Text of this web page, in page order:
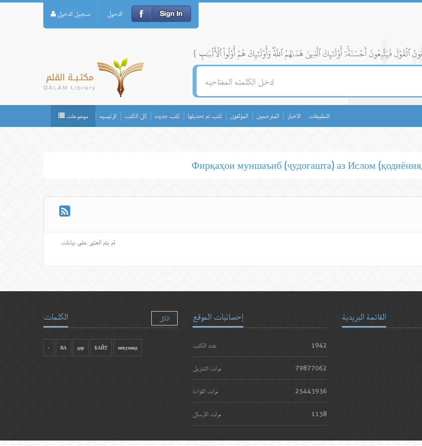
تسجيل الدخول الدخول
موضوعات الرئيسيه كل الكتب كتب جديده كتب تم تحديثها المؤلفون المترجمين الاخبار التطبيقات
Фирқаҳои муншаъиб (ҷудогашта) аз Ислом (қодиёния,
لم يتم العثور علي بيانات
الكلمات الكل
- ВА дар БАЙТ мекунанд
إحصائيات الموقع
عدد الكتب 1942
مرات التنزيل 79877062
مرات القراءة 25443936
مرات الارسال 1138
القائمة البريدية